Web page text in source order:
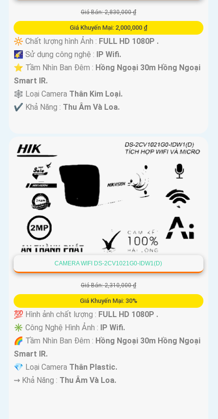
Giá Bán: 2,830,000 ₫
Giá Khuyến Mại: 2,000,000 ₫
🔆 Chất lượng hình Ảnh : FULL HD 1080P .
🌠 Sử dụng công nghệ :
IP Wifi.
⭐ Tầm Nhìn Ban Đêm : Hồng Ngoại 30m Hồng Ngoại
Smart IR.
🕸️ Loại Camera Thân Kim Loại.
️✔️ Khả Năng : Thu Âm Và Loa.
CAMERA WIFI DS-2CV1021G0-IDW1(D)
Giá Bán: 2,310,000 ₫
Giá Khuyến Mại: 30%
💯 Hình ảnh chất lượng : FULL HD 1080P .
✳️ Công Nghệ Hình Ảnh : IP Wifi.
🌈 Tầm Nhìn Ban Đêm : Hồng Ngoại 30m Hồng Ngoại
Smart IR.
💎 Loại Camera Thân Plastic.
️⇝ Khả Năng : Thu Âm Và Loa.